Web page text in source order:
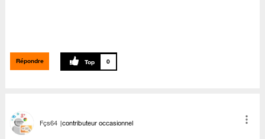
Répondre 0
Fçs64 contributeur occasionnel